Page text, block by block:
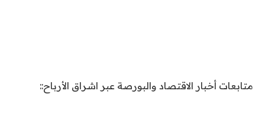
متابعات أخبار الاقتصاد والبورصة عبر اشراق الأرباح::